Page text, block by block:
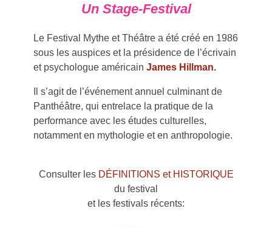
Un Stage-Festival
Le Festival Mythe et Théâtre a été créé en 1986
sous les auspices et la présidence de l’écrivain
et psychologue américain James Hillman.
Il s’agit de l’événement annuel culminant de
Panthéâtre, qui entrelace la pratique de la
performance avec les études culturelles,
notamment en mythologie et en anthropologie.
Consulter les DÉFINITIONS et HISTORIQUE
du festival
et les festivals récents: